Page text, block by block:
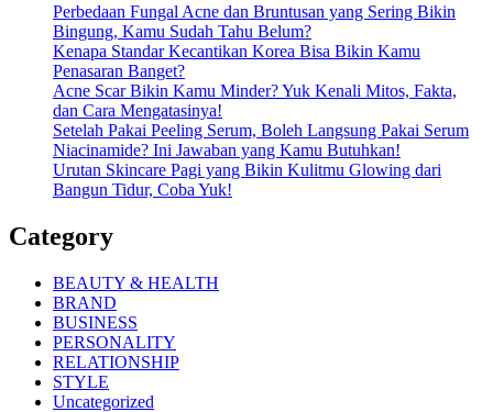
Perbedaan Fungal Acne dan Bruntusan yang Sering Bikin
Bingung, Kamu Sudah Tahu Belum?
Kenapa Standar Kecantikan Korea Bisa Bikin Kamu
Penasaran Banget?
Acne Scar Bikin Kamu Minder? Yuk Kenali Mitos, Fakta,
dan Cara Mengatasinya!
Setelah Pakai Peeling Serum, Boleh Langsung Pakai Serum
Niacinamide? Ini Jawaban yang Kamu Butuhkan!
Urutan Skincare Pagi yang Bikin Kulitmu Glowing dari
Bangun Tidur, Coba Yuk!
Category
BEAUTY & HEALTH
BRAND
BUSINESS
PERSONALITY
RELATIONSHIP
STYLE
Uncategorized